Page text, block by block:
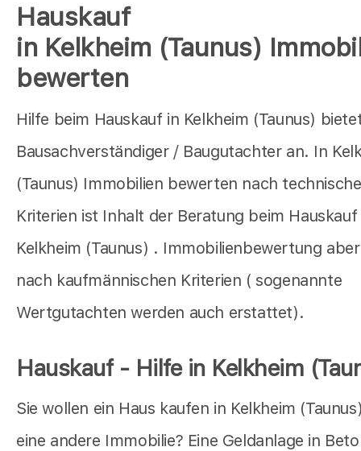
Hauskauf
in Kelkheim (Taunus)
bewerten
Hilfe beim Hauskauf in Kelkheim (Taunus)
Bausachverständiger / Baugutachter an. In
(Taunus) Immobilien bewerten nach
Kriterien ist Inhalt der Beratung beim Hauskauf
Kelkheim (Taunus) . Immobilienbewertung
nach kaufmännischen Kriterien ( sogenannte
Wertgutachten werden auch erstattet).
Hauskauf - Hilfe in Kelkheim
Sie wollen ein Haus kaufen in Kelkheim
eine andere Immobilie? Eine Geldanlage in